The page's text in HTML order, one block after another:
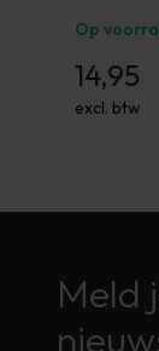
Op
14,95
excl. btw
Meld